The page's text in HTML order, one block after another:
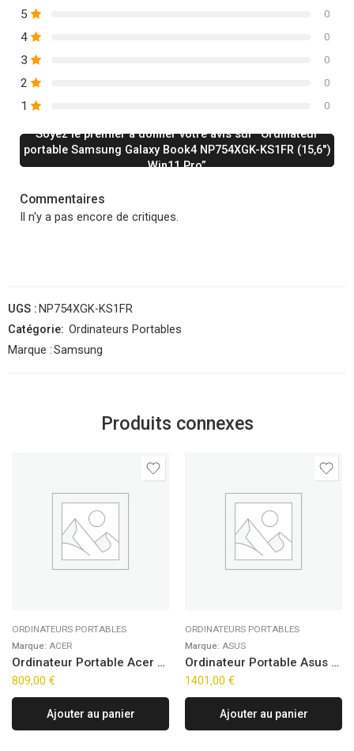
5 0
4 0
3 0
2 0
1 0
Soyez le premier à donner votre avis sur “Ordinateur
portable Samsung Galaxy Book4 NP754XGK-KS1FR (15,6″)
Win11 Pro”
Commentaires
Il n'y a pas encore de critiques.
UGS : NP754XGK-KS1FR
Catégorie: Ordinateurs Portables
Marque :Samsung
Produits connexes
ORDINATEURS PORTABLES
Marque: ACER
Ordinateur Portable Acer Aspire Go 15 AG15-71P-56YF (15,6″)
809,00 €
Ajouter au panier
ORDINATEURS PORTABLES
Marque: ASUS
Ordinateur Portable Asus ZenBook 14 OLED UX3405CA-ISCQD1268W (14″)
1401,00 €
Ajouter au panier